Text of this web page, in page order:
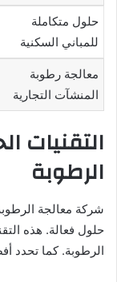
حلول متكاملة
للمباني السكنية
معالجة رطوبة
المنشآت التجارية
التقنيات
الرطوبة
شركة معالجة
حلول فعالة. هذه
الرطوبة. كما تحدد